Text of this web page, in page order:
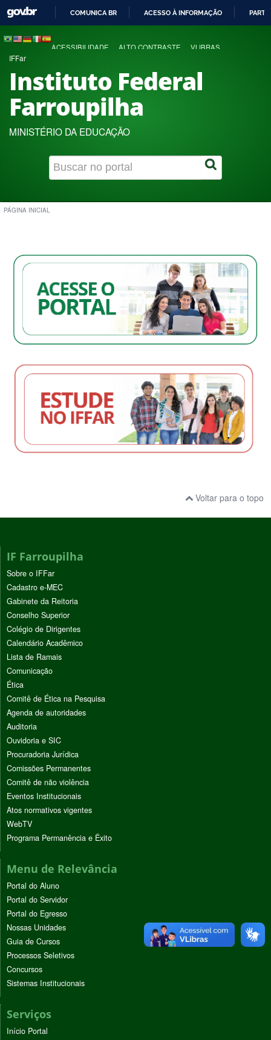
COMUNICA BR ACESSO À INFORMAÇÃO
ACESSIBILIDADE ALTO CONTRASTE VLIBRAS
IFFar
Instituto Federal
Farroupilha
MINISTÉRIO DA EDUCAÇÃO
PÁGINA INICIAL
Voltar para o topo
IF Farroupilha
Sobre o IFFar
Cadastro e-MEC
Gabinete da Reitoria
Conselho Superior
Colégio de Dirigentes
Calendário Acadêmico
Lista de Ramais
Comunicação
Ética
Comitê de Ética na Pesquisa
Agenda de autoridades
Auditoria
Ouvidoria e SIC
Procuradoria Jurídica
Comissões Permanentes
Comitê de não violência
Eventos Institucionais
Atos normativos vigentes
WebTV
Programa Permanência e Êxito
Menu de Relevância
Portal do Aluno
Portal do Servidor
Portal do Egresso
Nossas Unidades
Guia de Cursos
Processos Seletivos
Concursos
Sistemas Institucionais
Serviços
Início Portal